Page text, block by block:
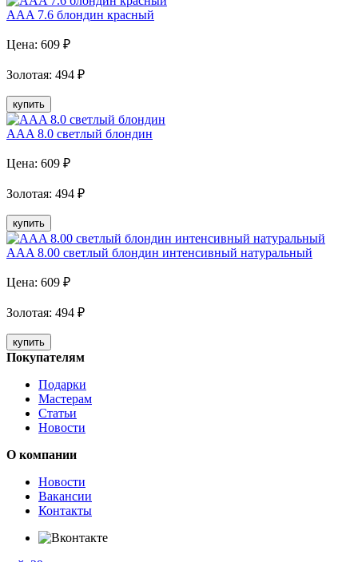
AAA 7.6 блондин красный
Цена: 609 ₽
Золотая: 494 ₽
купить
AAA 8.0 светлый блондин
Цена: 609 ₽
Золотая: 494 ₽
купить
AAA 8.00 светлый блондин интенсивный натуральный
Цена: 609 ₽
Золотая: 494 ₽
купить
Покупателям
Подарки
Мастерам
Статьи
Новости
О компании
Новости
Вакансии
Контакты